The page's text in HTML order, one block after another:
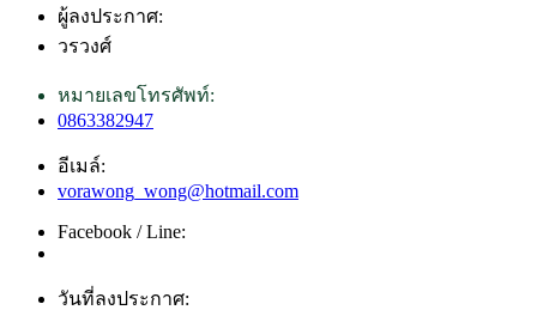
ผู้ลงประกาศ:
วรวงศ์
หมายเลขโทรศัพท์:
0863382947
อีเมล์:
vorawong_wong@hotmail.com
Facebook / Line:
วันที่ลงประกาศ: